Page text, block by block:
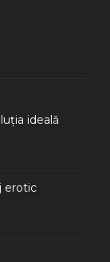
ideală
erotic